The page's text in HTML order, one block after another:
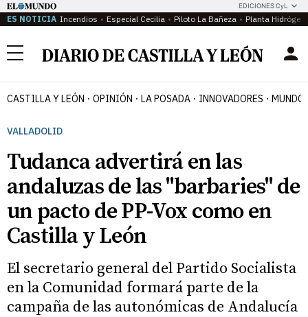
EDICIONES CyL
ES NOTICIA Incendios Especial Cecilia Piloto La Bañeza Planta
Menú
CASTILLA Y LEÓN OPINIÓN LA POSADA INNOVADORES MUNDO
VALLADOLID
Tudanca advertirá en las
andaluzas de las "barbaries" de
un pacto de PP-Vox como en
Castilla y León
El secretario general del Partido Socialista
en la Comunidad formará parte de la
campaña de las autonómicas de Andalucía